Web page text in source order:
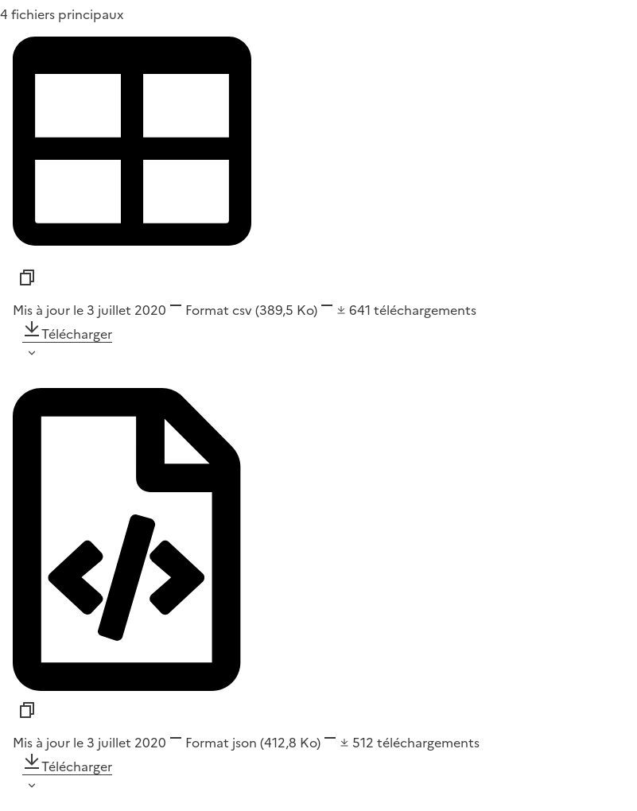
4 fichiers principaux
Mis à jour le 3 juillet 2020 Format csv(389,5 Ko) 641 téléchargements
Télécharger
Mis à jour le 3 juillet 2020 Format json (412,8 Ko) 512 téléchargements
Télécharger